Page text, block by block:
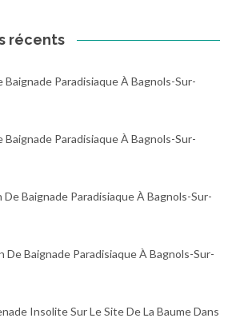
récents
Baignade Paradisiaque À Bagnols-Sur-
Baignade Paradisiaque À Bagnols-Sur-
De Baignade Paradisiaque À Bagnols-Sur-
De Baignade Paradisiaque À Bagnols-Sur-
Insolite Sur Le Site De La Baume Dans